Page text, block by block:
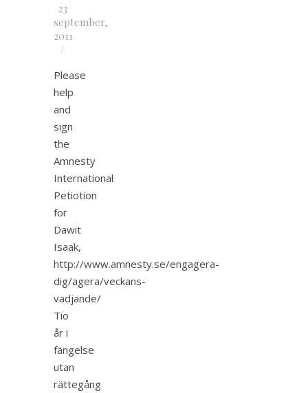
23
september,
2011
/
Please
help
and
sign
the
Amnesty
International
Petiotion
for
Dawit
Isaak,
http://www.amnesty.se/engagera-
dig/agera/veckans-
vadjande/
Tio
år i
fängelse
utan
rättegång